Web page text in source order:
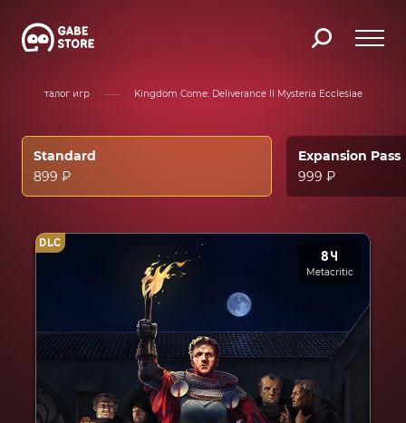
Каталог игр Kingdom Come: Deliverance II Mysteria Ecclesiae
Standard
899 ₽
Expansion Pass
999 ₽
84
Metacritic
DLC